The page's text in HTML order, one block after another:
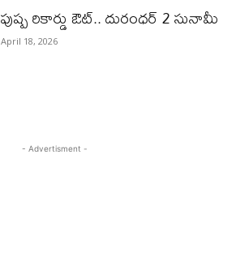
పుష్ప రికార్డు ఔట్‌.. దురంధ‌ర్ 2 సునామీ
April 18, 2026
- Advertisment -